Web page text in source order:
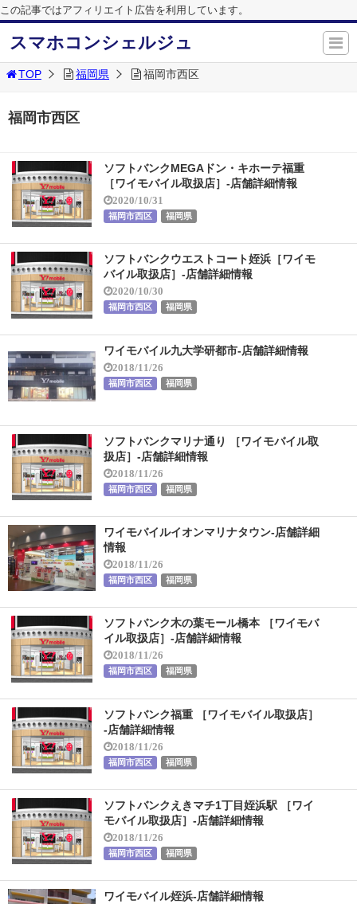
この記事ではアフィリエイト広告を利用しています。
スマホコンシェルジュ
TOP 福岡県 福岡市西区
福岡市西区
ソフトバンクMEGAドン・キホーテ福重
［ワイモバイル取扱店］-店舗詳細情報
2020/10/31
福岡市西区 福岡県
ソフトバンクウエストコート姪浜［ワイモ
バイル取扱店］-店舗詳細情報
2020/10/30
福岡市西区 福岡県
ワイモバイル九大学研都市-店舗詳細情報
2018/11/26
福岡市西区 福岡県
ソフトバンクマリナ通り ［ワイモバイル取
扱店］-店舗詳細情報
2018/11/26
福岡市西区 福岡県
ワイモバイルイオンマリナタウン-店舗詳細
情報
2018/11/26
福岡市西区 福岡県
ソフトバンク木の葉モール橋本 ［ワイモバ
イル取扱店］-店舗詳細情報
2018/11/26
福岡市西区 福岡県
ソフトバンク福重 ［ワイモバイル取扱店］
-店舗詳細情報
2018/11/26
福岡市西区 福岡県
ソフトバンクえきマチ1丁目姪浜駅 ［ワイ
モバイル取扱店］-店舗詳細情報
2018/11/26
福岡市西区 福岡県
ワイモバイル姪浜-店舗詳細情報